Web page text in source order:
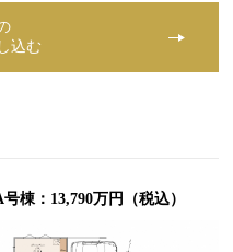
込む
号棟：13,790万円（税込）